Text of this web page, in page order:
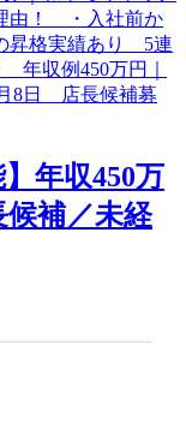
年収450万
候補／未経